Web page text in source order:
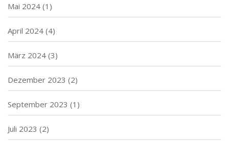
Mai 2024 (1)
April 2024 (4)
März 2024 (3)
Dezember 2023 (2)
September 2023 (1)
Juli 2023 (2)